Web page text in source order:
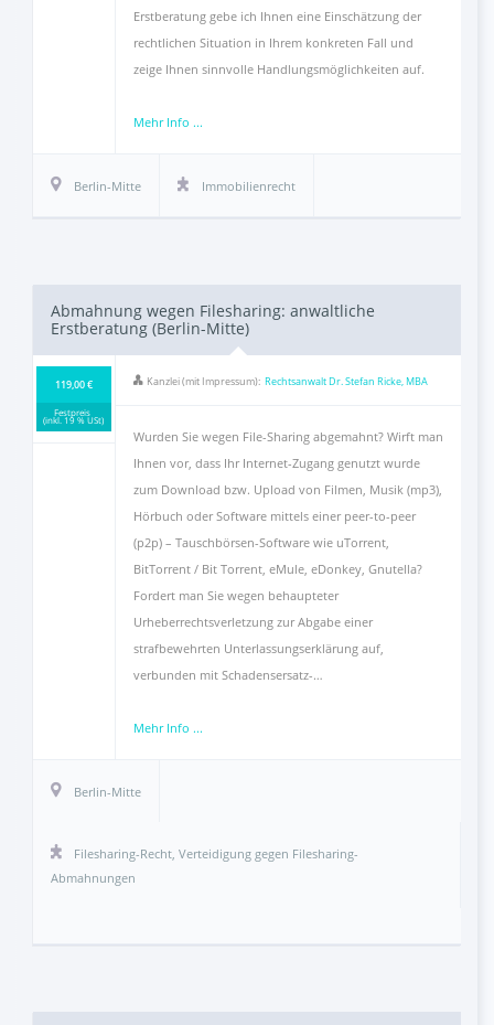
Erstberatung gebe ich Ihnen eine Einschätzung der
rechtlichen Situation in Ihrem konkreten Fall und
zeige Ihnen sinnvolle Handlungsmöglichkeiten auf.
Mehr Info ...
Berlin-Mitte Immobilienrecht
Abmahnung wegen Filesharing: anwaltliche
Erstberatung (Berlin-Mitte)
119,00 €
Festpreis
(inkl. 19 % USt)
Kanzlei (mit Impressum): Rechtsanwalt Dr. Stefan Ricke, MBA
Wurden Sie wegen File-Sharing abgemahnt? Wirft man
Ihnen vor, dass Ihr Internet-Zugang genutzt wurde
zum Download bzw. Upload von Filmen, Musik (mp3),
Hörbuch oder Software mittels einer peer-to-peer
(p2p) – Tauschbörsen-Software wie uTorrent,
BitTorrent / Bit Torrent, eMule, eDonkey, Gnutella?
Fordert man Sie wegen behaupteter
Urheberrechtsverletzung zur Abgabe einer
strafbewehrten Unterlassungserklärung auf,
verbunden mit Schadensersatz-…
Mehr Info ...
Berlin-Mitte
Filesharing-Recht ,Verteidigung gegen Filesharing-
Abmahnungen